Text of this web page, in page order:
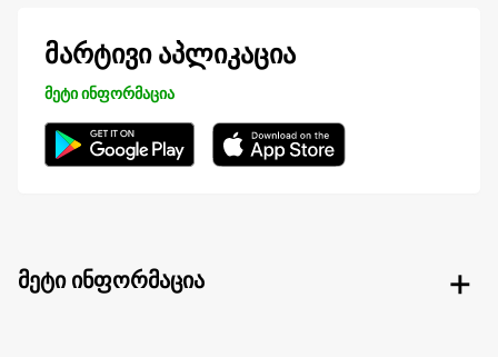
მარტივი აპლიკაცია
მეტი ინფორმაცია
მეტი ინფორმაცია